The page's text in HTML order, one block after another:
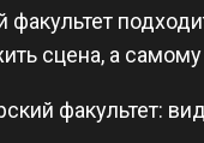
факультет
сцена, а
факультет: